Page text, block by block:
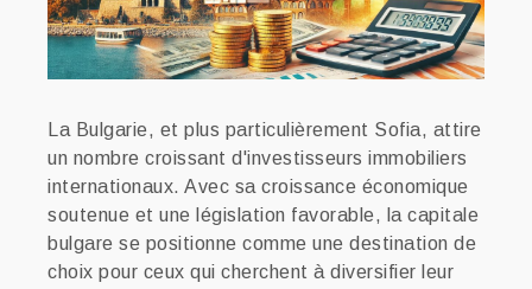
La Bulgarie, et plus particulièrement Sofia, attire
un nombre croissant d'investisseurs immobiliers
internationaux. Avec sa croissance économique
soutenue et une législation favorable, la capitale
bulgare se positionne comme une destination de
choix pour ceux qui cherchent à diversifier leur